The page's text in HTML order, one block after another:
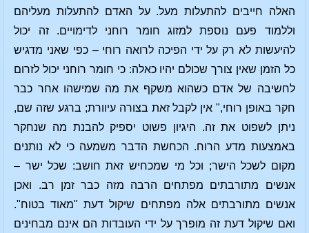
האלה חייבים להתעלות מעל. על האדם להתעלות מעליהם
וללמוד פעם נוספת למזוג חומר רוחני לדימויים. זה יכול
להיעשות לא רק על ידי הפיכה לרואה רוחי – כפי שאני מדגיש
כל הזמן שאין צורך שכולם יהיו כאלה: כי חומר רוחני יכול לזרום
לחשיבה של אדם כשהוא משקף את מה שמישהו אחר כבר
חקר באופן רוחי," אין לקבל זאת בצורה עיוורת; ברגע שזה שם,
ניתן לשפוט את זה. היגיון פשוט יספיק להבנת מה שנחקר
באמצעות מדע הרוח. הכחשת הדבר משמעה כי לא נותנים
מקום לשכל הישר; וכל מי שמכחיש זאת חושב: שכל ישר –
אנשים מתורבתים מפתחים הרבה מזה כבר זמן רב. ואכן
אנשים מתורבתים אלה מפתחים שיקול דעת "מאוד בטוח".
ואם שיקול דעת זה מופרך על ידי העובדות הם אינם מבחינים